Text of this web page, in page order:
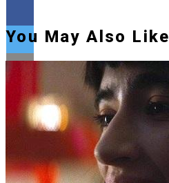
Flipboard
Reddit
Pinterest
You May Also Like